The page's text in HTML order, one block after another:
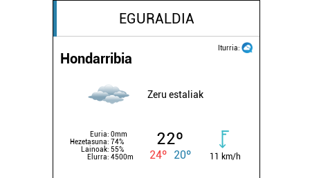
EGURALDIA
Iturria:
Hondarribia
Zeru estaliak
Euria: 0mm
Hezetasuna: 74%
Lainoak: 55%
Elurra: 4500m
22º
24º 20º 11 km/h